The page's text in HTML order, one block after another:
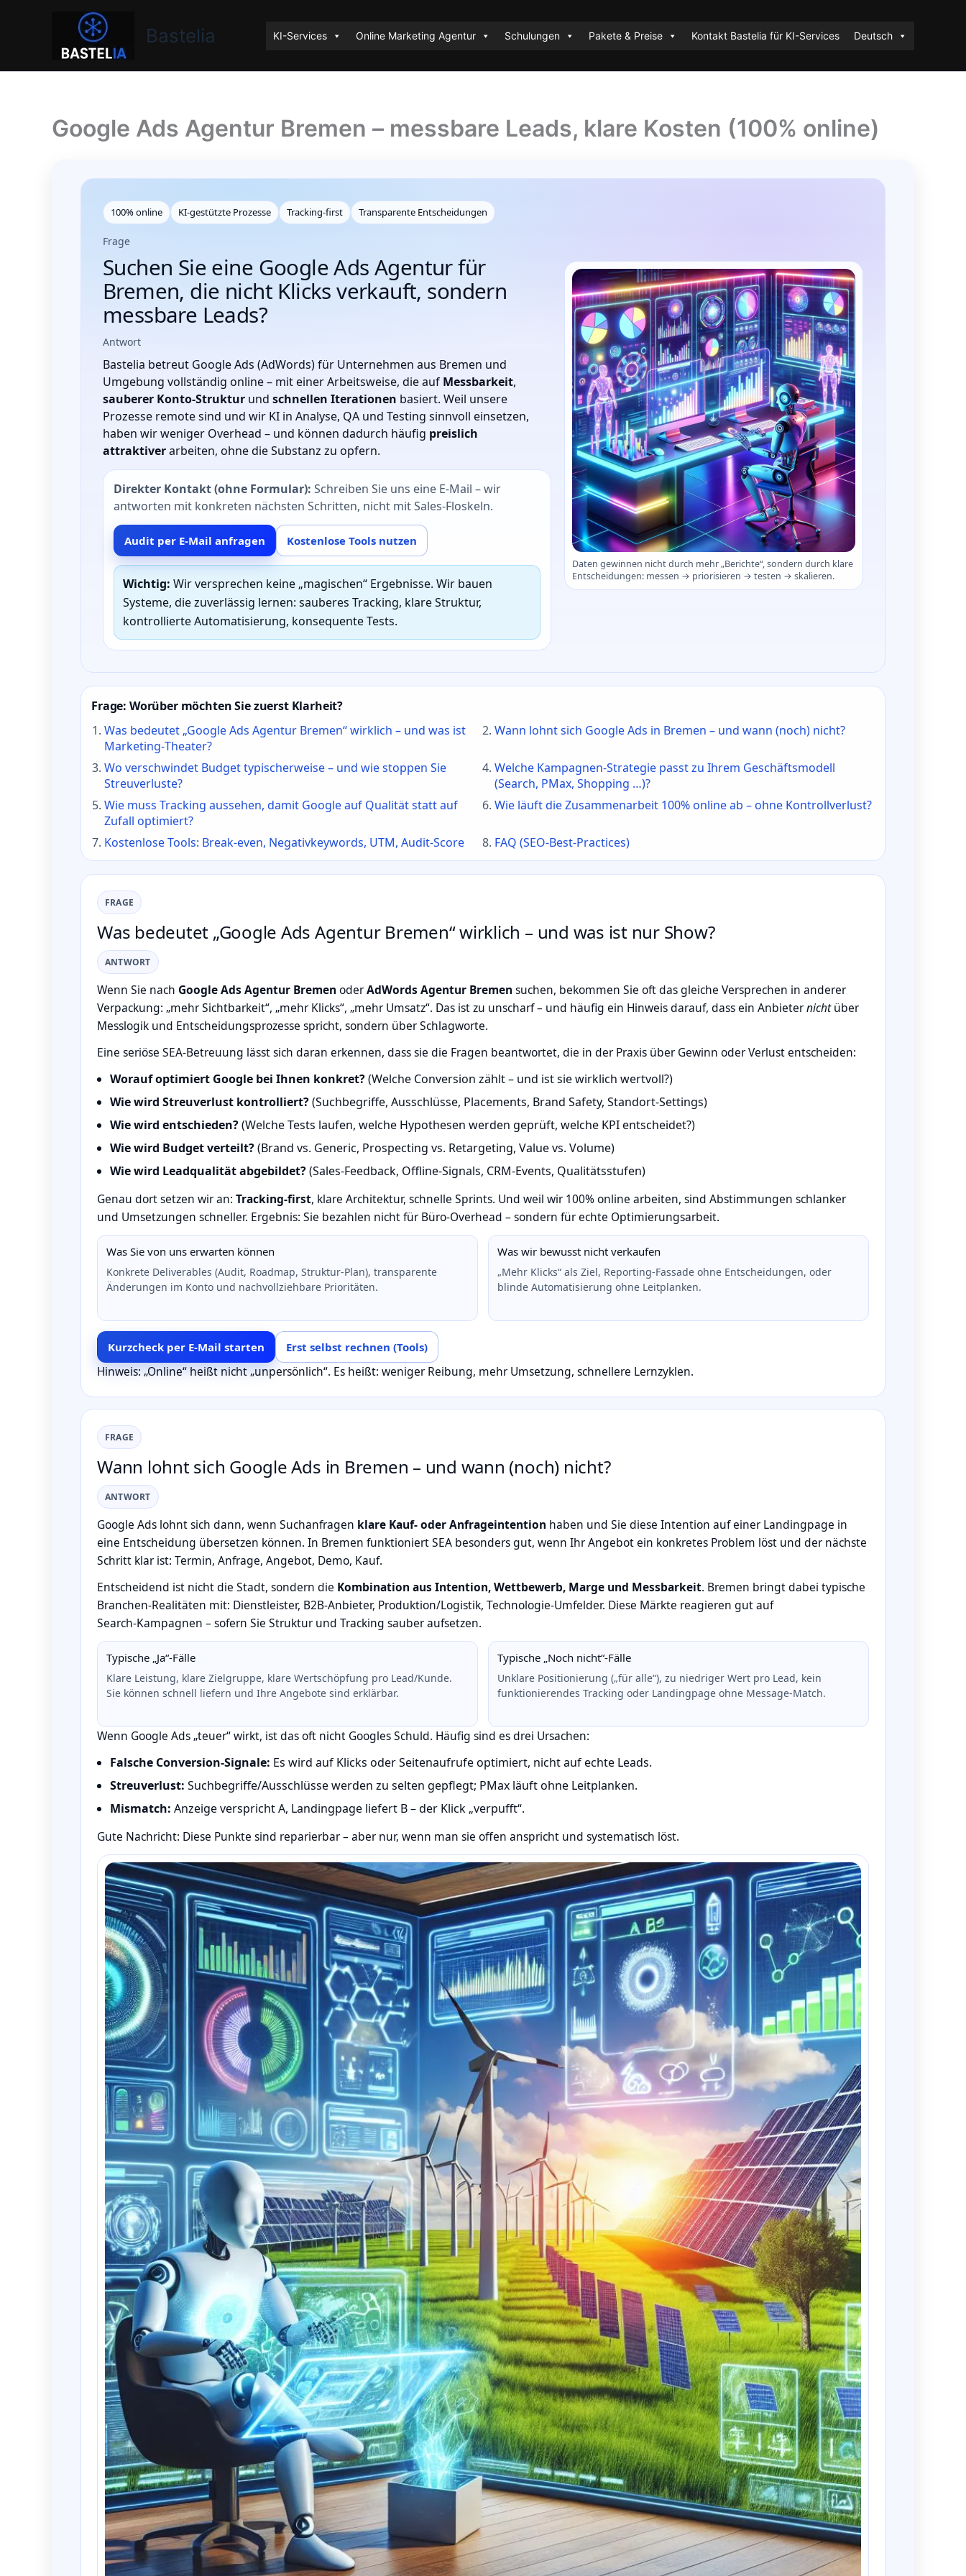
Bastelia
Bastelia KI-Services Online Marketing Agentur Schulungen Pakete & Preise Kontakt Bastelia für KI-Services Deutsch
Google Ads Agentur Bremen – messbare Leads, klare Kosten (100% online)
100% online KI‑gestützte Prozesse Tracking‑first Transparente Entscheidungen
Frage
Suchen Sie eine Google Ads Agentur für
Bremen, die nicht Klicks verkauft, sondern
messbare Leads?
Antwort
Bastelia betreut Google Ads (AdWords) für Unternehmen aus Bremen und
Umgebung vollständig online – mit einer Arbeitsweise, die auf Messbarkeit,
sauberer Konto‑Struktur und schnellen Iterationen basiert. Weil unsere
Prozesse remote sind und wir KI in Analyse, QA und Testing sinnvoll einsetzen,
haben wir weniger Overhead – und können dadurch häufig preislich
attraktiverarbeiten, ohne die Substanz zu opfern.
Direkter Kontakt (ohne Formular): Schreiben Sie uns eine E‑Mail – wir
antworten mit konkreten nächsten Schritten, nicht mit Sales‑Floskeln.
Audit per E‑Mail anfragen Kostenlose Tools nutzen
Wichtig: Wir versprechen keine „magischen“ Ergebnisse. Wir bauen
Systeme, die zuverlässig lernen: sauberes Tracking, klare Struktur,
kontrollierte Automatisierung, konsequente Tests.
Daten gewinnen nicht durch mehr „Berichte“, sondern durch klare
Entscheidungen: messen → priorisieren → testen → skalieren.
Frage: Worüber möchten Sie zuerst Klarheit?
Was bedeutet „Google Ads Agentur Bremen“ wirklich – und was ist
Marketing‑Theater?
Wann lohnt sich Google Ads in Bremen – und wann (noch) nicht?
Wo verschwindet Budget typischerweise – und wie stoppen Sie
Streuverluste?
Welche Kampagnen‑Strategie passt zu Ihrem Geschäftsmodell
(Search, PMax, Shopping …)?
Wie muss Tracking aussehen, damit Google auf Qualität statt auf
Zufall optimiert?
Wie läuft die Zusammenarbeit 100% online ab – ohne Kontrollverlust?
Kostenlose Tools: Break‑even, Negativkeywords, UTM, Audit‑Score FAQ (SEO‑Best‑Practices)
FRAGE
Was bedeutet „Google Ads Agentur Bremen“ wirklich – und was ist nur Show?
ANTWORT
Wenn Sie nach Google Ads Agentur Bremen oderAdWords Agentur Bremen suchen, bekommen Sie oft das gleiche Versprechen in anderer
Verpackung: „mehr Sichtbarkeit“, „mehr Klicks“, „mehr Umsatz“. Das ist zu unscharf – und häufig ein Hinweis darauf, dass ein Anbieternichtüber
Messlogik und Entscheidungsprozesse spricht, sondern über Schlagworte.
Eine seriöse SEA‑Betreuung lässt sich daran erkennen, dass sie die Fragen beantwortet, die in der Praxis über Gewinn oder Verlust entscheiden:
Worauf optimiert Google bei Ihnen konkret?(Welche Conversion zählt – und ist sie wirklich wertvoll?)
Wie wird Streuverlust kontrolliert?(Suchbegriffe, Ausschlüsse, Placements, Brand Safety, Standort‑Settings)
Wie wird entschieden?(Welche Tests laufen, welche Hypothesen werden geprüft, welche KPI entscheidet?)
Wie wird Budget verteilt?(Brand vs. Generic, Prospecting vs. Retargeting, Value vs. Volume)
Wie wird Leadqualität abgebildet?(Sales‑Feedback, Offline‑Signals, CRM‑Events, Qualitätsstufen)
Genau dort setzen wir an: Tracking‑first, klare Architektur, schnelle Sprints. Und weil wir 100% online arbeiten, sind Abstimmungen schlanker
und Umsetzungen schneller. Ergebnis: Sie bezahlen nicht für Büro‑Overhead – sondern für echte Optimierungsarbeit.
Was Sie von uns erwarten können
Konkrete Deliverables (Audit, Roadmap, Struktur‑Plan), transparente
Änderungen im Konto und nachvollziehbare Prioritäten.
Was wir bewusst nicht verkaufen
„Mehr Klicks“ als Ziel, Reporting‑Fassade ohne Entscheidungen, oder
blinde Automatisierung ohne Leitplanken.
Kurzcheck per E‑Mail starten Erst selbst rechnen (Tools)
Hinweis: „Online“ heißt nicht „unpersönlich“. Es heißt: weniger Reibung, mehr Umsetzung, schnellere Lernzyklen.
FRAGE
Wann lohnt sich Google Ads in Bremen – und wann (noch) nicht?
ANTWORT
Google Ads lohnt sich dann, wenn Suchanfragen klare Kauf‑ oder Anfrageintention haben und Sie diese Intention auf einer Landingpage in
eine Entscheidung übersetzen können. In Bremen funktioniert SEA besonders gut, wenn Ihr Angebot ein konkretes Problem löst und der nächste
Schritt klar ist: Termin, Anfrage, Angebot, Demo, Kauf.
Entscheidend ist nicht die Stadt, sondern die Kombination aus Intention, Wettbewerb, Marge und Messbarkeit. Bremen bringt dabei typische
Branchen‑Realitäten mit: Dienstleister, B2B‑Anbieter, Produktion/Logistik, Technologie‑Umfelder. Diese Märkte reagieren gut auf
Search‑Kampagnen – sofern Sie Struktur und Tracking sauber aufsetzen.
Typische „Ja“-Fälle
Klare Leistung, klare Zielgruppe, klare Wertschöpfung pro Lead/Kunde.
Sie können schnell liefern und Ihre Angebote sind erklärbar.
Typische „Noch nicht“-Fälle
Unklare Positionierung („für alle“), zu niedriger Wert pro Lead, kein
funktionierendes Tracking oder Landingpage ohne Message‑Match.
Wenn Google Ads „teuer“ wirkt, ist das oft nicht Googles Schuld. Häufig sind es drei Ursachen:
Falsche Conversion‑Signale: Es wird auf Klicks oder Seitenaufrufe optimiert, nicht auf echte Leads.
Streuverlust: Suchbegriffe/Ausschlüsse werden zu selten gepflegt; PMax läuft ohne Leitplanken.
Mismatch: Anzeige verspricht A, Landingpage liefert B – der Klick „verpufft“.
Gute Nachricht: Diese Punkte sind reparierbar – aber nur, wenn man sie offen anspricht und systematisch löst.